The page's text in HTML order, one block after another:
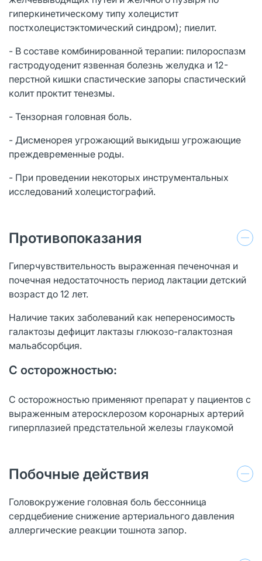
гиперкинетическому типу холецистит
постхолецистэктомический синдром); пиелит.
- В составе комбинированной терапии: пилороспазм
гастродуоденит язвенная болезнь желудка и 12-
перстной кишки спастические запоры спастический
колит проктит тенезмы.
- Тензорная головная боль.
- Дисменорея угрожающий выкидыш угрожающие
преждевременные роды.
- При проведении некоторых инструментальных
исследований холецистографий.
Противопоказания
Гиперчувствительность выраженная печеночная и
почечная недостаточность период лактации детский
возраст до 12 лет.
Наличие таких заболеваний как непереносимость
галактозы дефицит лактазы глюкозо-галактозная
мальабсорбция.
С осторожностью:
С осторожностью применяют препарат у пациентов с
выраженным атеросклерозом коронарных артерий
гиперплазией предстательной железы глаукомой
Побочные действия
Головокружение головная боль бессонница
сердцебиение снижение артериального давления
аллергические реакции тошнота запор.